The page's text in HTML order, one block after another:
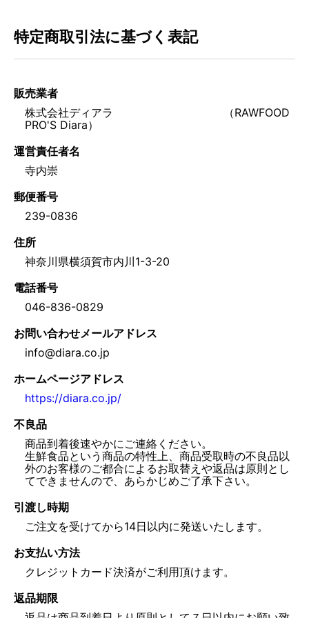
特定商取引法に基づく表記
販売業者
株式会社ディアラ （RAWFOOD
PRO'S Diara）
運営責任者名
寺内崇
郵便番号
239-0836
住所
神奈川県横須賀市内川1-3-20
電話番号
046-836-0829
お問い合わせメールアドレス
info@diara.co.jp
ホームページアドレス
https://diara.co.jp/
不良品
商品到着後速やかにご連絡ください。
生鮮食品という商品の特性上、商品受取時の不良品以
外のお客様のご都合によるお取替えや返品は原則とし
引渡し時期
ご注文を受けてから14日以内に発送いたします。
お支払い方法
クレジットカード決済がご利用頂けます。
返品期限